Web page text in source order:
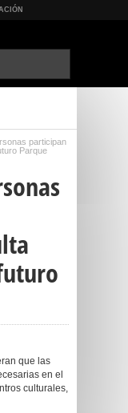
participan
Parque
que las
en el
culturales,